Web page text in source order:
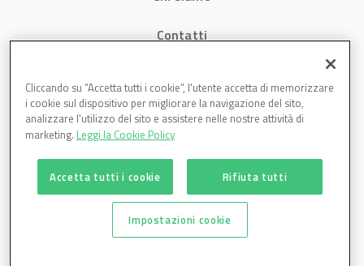
Contatti
Cookies
Plastmagazine è una testata di DBInformation Spa P.IVA 09293820156 | Centro
Cliccando su “Accetta tutti i cookie”, l'utente accetta di memorizzare
i cookie sul dispositivo per migliorare la navigazione del sito,
analizzare l'utilizzo del sito e assistere nelle nostre attività di
marketing. Leggi la Cookie Policy
Accetta tutti i cookie Rifiuta tutti
Impostazioni cookie